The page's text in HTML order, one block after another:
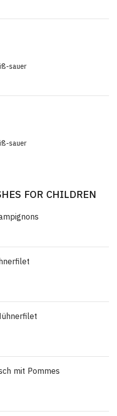
Bambussprossen
sauer
Bambussprossen
sauer
Bambussprossen
sour sauce.
FOR CHILDREN
mit Pommes